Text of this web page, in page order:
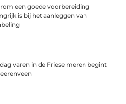
een goede voorbereiding
is bij het aanleggen van
varen in de Friese meren begint